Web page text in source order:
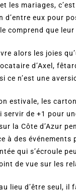
les mariages,
d’entre eux pour
comprend que
alors les joies
d’Axel,
ce n’est une
estivale, les
servir de +1 pour
la Côte d’Azur
à des événements
qui s’écroule
de vue sur les
lieu d’être seul,